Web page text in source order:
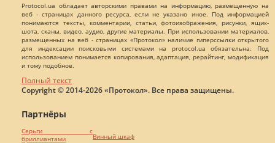
Protocol.ua обладает авторскими правами на информацию, размещенную на
веб - страницах данного ресурса, если не указано иное. Под информацией
понимаются тексты, комментарии, статьи, фотоизображения, рисунки, ящик-
шота, сканы, видео, аудио, другие материалы. При использовании материалов,
размещенных на веб - страницах «Протокол» наличие гиперссылки открытого
для индексации поисковыми системами на protocol.ua обязательна. Под
использованием понимается копирования, адаптация, рерайтинг, модификация
и тому подобное.
Полный текст
Copyright © 2014-2026 «Протокол». Все права защищены.
Партнёры
Серьги с
бриллиантами
Винный шкаф